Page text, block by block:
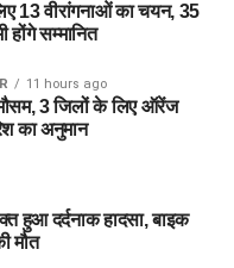
13 वीरांगनाओं का चयन, 35
होंगे सम्मानित
11 hours ago
मौसम, 3 जिलों के लिए ऑरेंज
का अनुमान
हुआ दर्दनाक हादसा, बाइक
मौत